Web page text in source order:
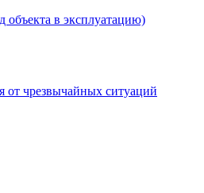
объекта в эксплуатацию)
от чрезвычайных ситуаций